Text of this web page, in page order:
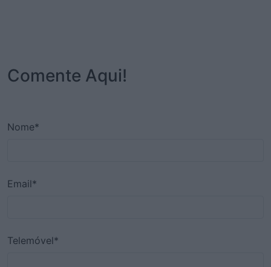
Comente Aqui!
Nome*
Email*
Telemóvel*